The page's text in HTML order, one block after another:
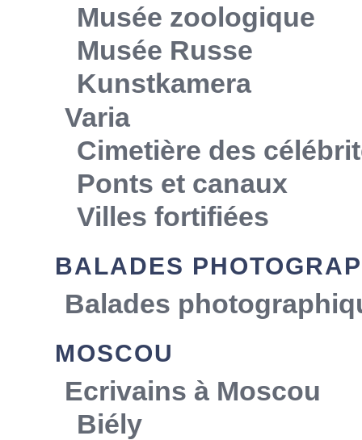
Musée zoologique
Musée Russe
Kunstkamera
Varia
Cimetière des
Ponts et canaux
Villes fortifiées
BALADES
Balades
MOSCOU
Ecrivains à Moscou
Biély